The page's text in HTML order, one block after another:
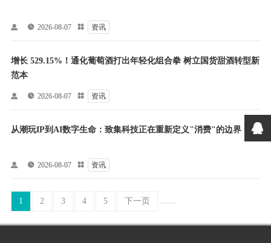
  2026-08-07  资讯
增长 529.15%！通化葡萄酒打出年轻化组合拳 树立国货甜酒转型新
范本
  2026-08-07  资讯
从潮玩IP到AI数字生命：致集科技正在重新定义"消费"的边界
  2026-08-07  资讯
1 2 3 4 5 下一页